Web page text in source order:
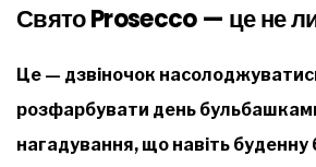
Свято Prosecco — це не
Це — дзвіночок
розфарбувати день
нагадування, що навіть буденну